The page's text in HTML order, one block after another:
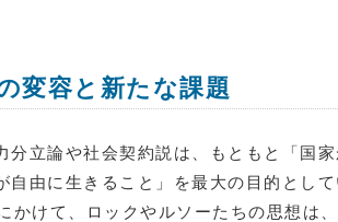
変容と新たな課題
分立論や社会契約説は、もともと「国
自由に生きること」を最大の目的とし
かけて、ロックやルソーたちの思想は